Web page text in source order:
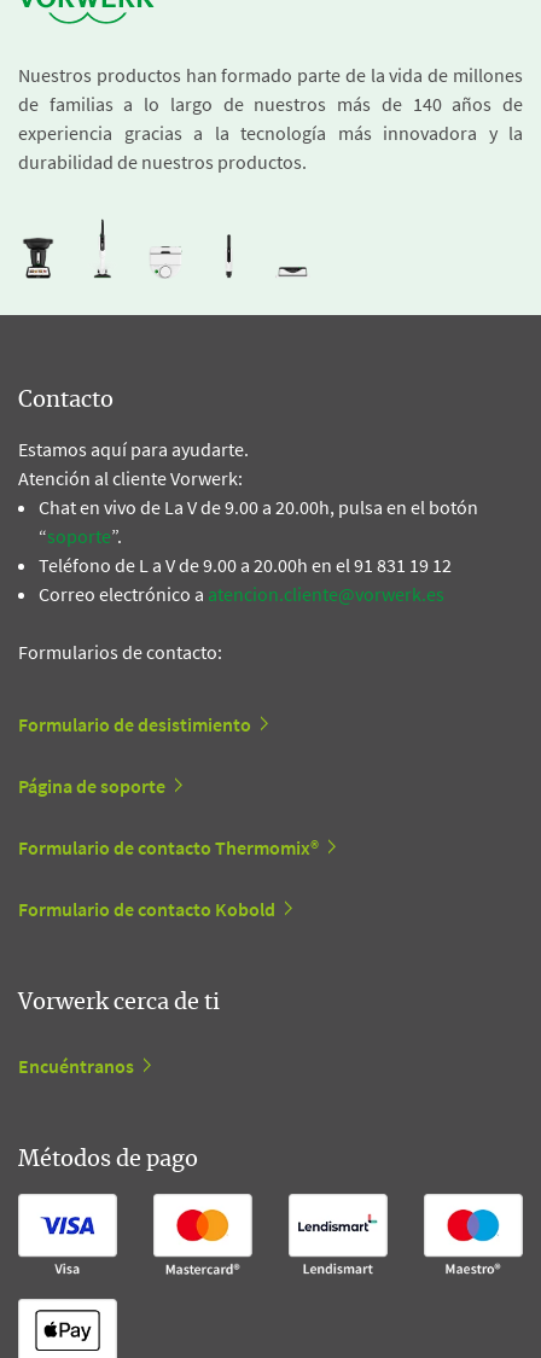
Nuestros productos han formado parte de la vida de millones
de familias a lo largo de nuestros más de 140 años de
experiencia gracias a la tecnología más innovadora y la
durabilidad de nuestros productos.
Contacto
Estamos aquí para ayudarte.
Atención al cliente Vorwerk:
Chat en vivo de La V de 9.00 a 20.00h, pulsa en el botón
“soporte”.
Teléfono de L a V de 9.00 a 20.00h en el 91 831 19 12
Correo electrónico a atencion.cliente@vorwerk.es
Formularios de contacto:
Formulario de desistimiento
Página de soporte
Formulario de contacto Thermomix®
Formulario de contacto Kobold
Vorwerk cerca de ti
Encuéntranos
Métodos de pago